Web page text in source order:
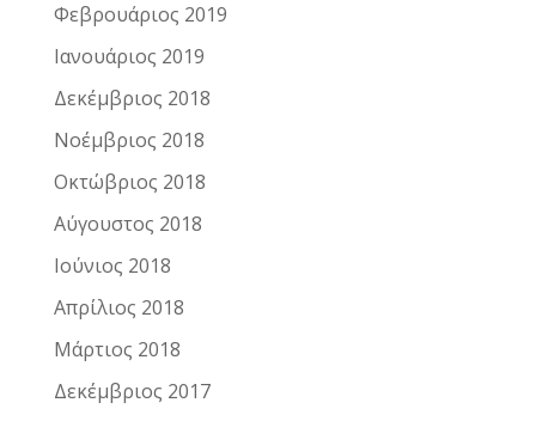
Φεβρουάριος 2019
Ιανουάριος 2019
Δεκέμβριος 2018
Νοέμβριος 2018
Οκτώβριος 2018
Αύγουστος 2018
Ιούνιος 2018
Απρίλιος 2018
Μάρτιος 2018
Δεκέμβριος 2017